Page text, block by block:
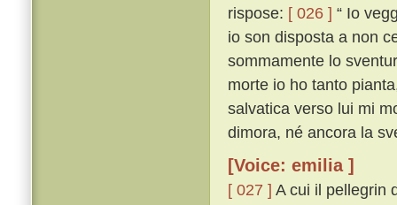
rispose: [ 026 ] “ Io
io son disposta a non
sommamente lo
morte io ho tanto
salvatica verso lui mi
dimora, né ancora la
[Voice: emilia ]
[ 027 ] A cui il pellegrin